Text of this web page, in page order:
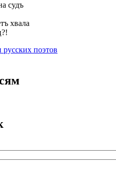
судъ
хвала
поэтов